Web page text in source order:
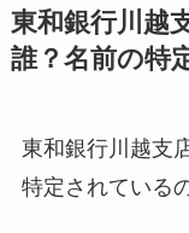
東和銀行川越
誰？名前の特
東和銀行川越支
特定されている